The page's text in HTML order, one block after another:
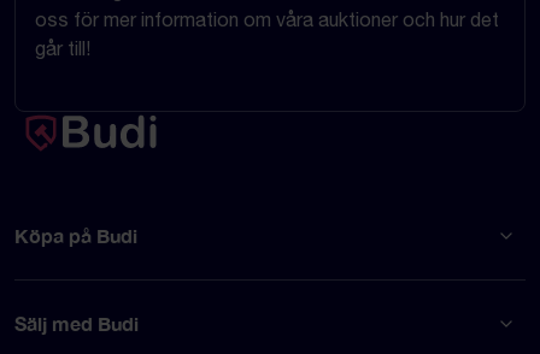
oss för mer information om våra auktioner och hur det
går till!
Köpa på Budi
Sälj med Budi